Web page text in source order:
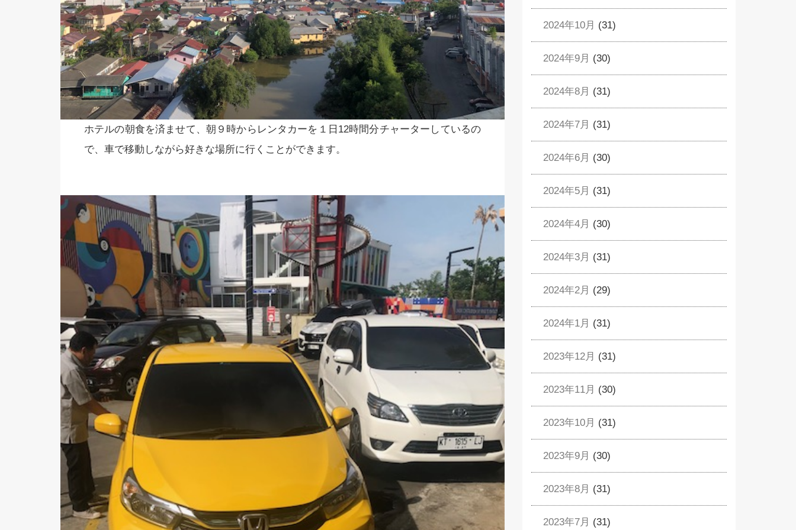
ホテルの朝食を済ませて、朝９時からレンタカーを１日12時間分チャーターしているの
で、車で移動しながら好きな場所に行くことができます。
2024年10月 (31)
2024年9月 (30)
2024年8月 (31)
2024年7月 (31)
2024年6月 (30)
2024年5月 (31)
2024年4月 (30)
2024年3月 (31)
2024年2月 (29)
2024年1月 (31)
2023年12月 (31)
2023年11月 (30)
2023年10月 (31)
2023年9月 (30)
2023年8月 (31)
2023年7月 (31)